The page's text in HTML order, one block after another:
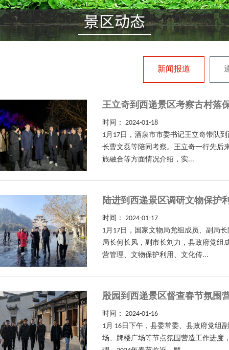
新闻报道
王立奇到西递景区考察古村落
时间： 2024-01-18
1月17日，酒泉市市委书记王立奇带队
长曹文磊等陪同考察。王立奇一行先后
旅融合等方面情况介绍，实...
陆进到西递景区调研文物保护
时间： 2024-01-17
1月17日，国家文物局党组成员、副局
局长何长风，副市长刘力，县政府党组
营管理、文物保护利用、文化传...
殷园到西递景区督查春节氛围
时间： 2024-01-16
1月 16日下午，县委常委、县政府党组
场、牌楼广场等节点氛围营造工作进度